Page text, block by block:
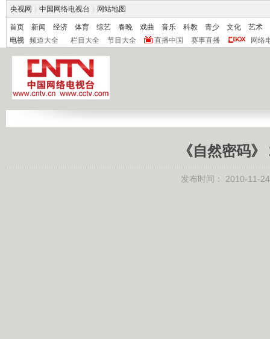
央视网 中国网络电视台 网站地图
首页 新闻 经济 体育 综艺 春晚 戏曲 音乐 科教 青少 文化
艺术
电视
频道大全 栏目大全 节目大全 直播中国 赛事直播 网络
《自然密码
发布时间： 2010-11-